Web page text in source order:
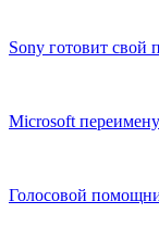
Sony готовит
Microsoft
Голосовой